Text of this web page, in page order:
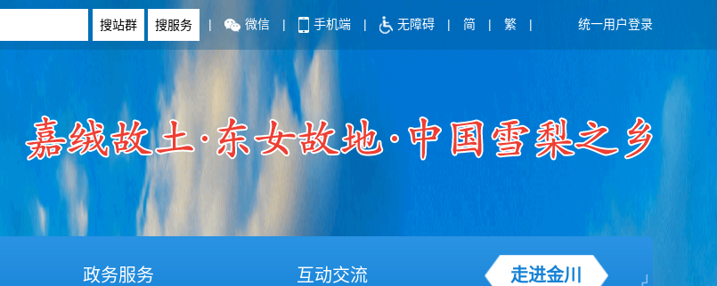
| 微信 | 手机端 | 无障碍 | 简 | 繁 | 统一用户登录
政务服务 互动交流 走进金川